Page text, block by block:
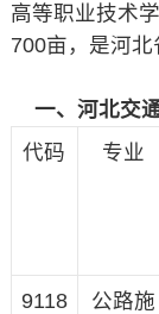
高等职业技术
700亩，是河北
一、河北交
代码
专业
9118
公路施